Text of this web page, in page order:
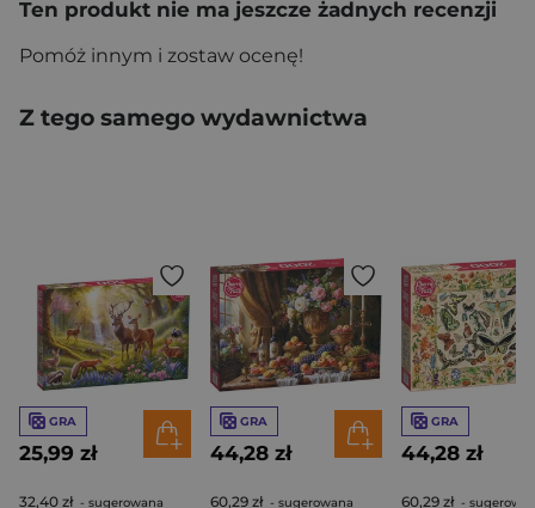
Ten produkt nie ma jeszcze żadnych recenzji
Pomóż innym i zostaw ocenę!
Z tego samego wydawnictwa
GRA
25,99 zł
32,40 zł - sugerowana
GRA
44,28 zł
60,29 zł - sugerowana
GRA
44,28 zł
60,29 zł -